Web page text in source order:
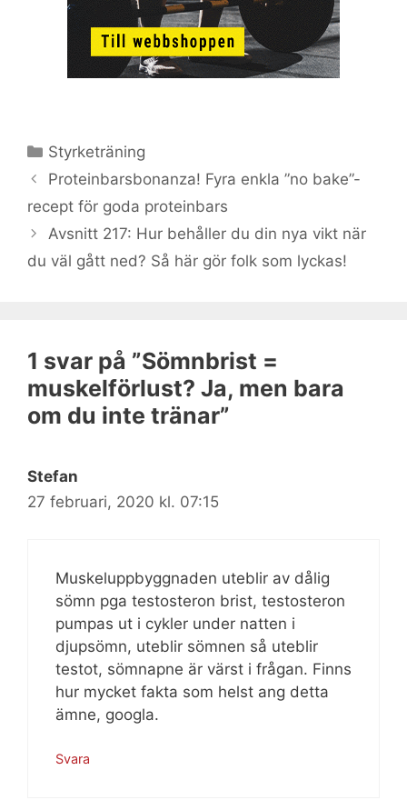
Kategorier
Styrketräning
Proteinbarsbonanza! Fyra enkla ”no bake”-
recept för goda proteinbars
Avsnitt 217: Hur behåller du din nya vikt när
du väl gått ned? Så här gör folk som lyckas!
1 svar på ”Sömnbrist =
muskelförlust? Ja, men bara
om du inte tränar”
Stefan
27 februari, 2020 kl. 07:15
Muskeluppbyggnaden uteblir av dålig
sömn pga testosteron brist, testosteron
pumpas ut i cykler under natten i
djupsömn, uteblir sömnen så uteblir
testot, sömnapne är värst i frågan. Finns
hur mycket fakta som helst ang detta
ämne, googla.
Svara